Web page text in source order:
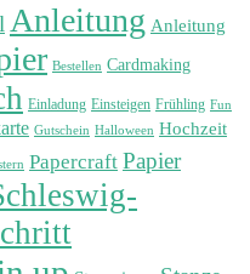
Anleitung Anleitung
Bestellen Cardmaking
Einladung Einsteigen Frühling Fun
Gutschein Halloween Hochzeit
Papercraft Papier